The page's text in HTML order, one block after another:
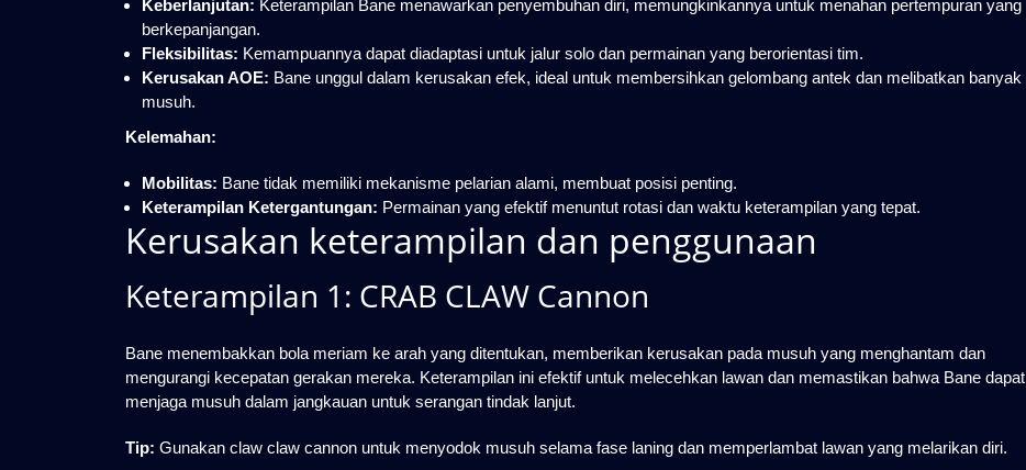
Keberlanjutan: Keterampilan Bane menawarkan penyembuhan diri, memungkinkannya untuk menahan pertempuran yang
berkepanjangan.
Fleksibilitas: Kemampuannya dapat diadaptasi untuk jalur solo dan permainan yang berorientasi tim.
Kerusakan AOE: Bane unggul dalam kerusakan efek, ideal untuk membersihkan gelombang antek dan melibatkan banyak
musuh.
Kelemahan:
Mobilitas: Bane tidak memiliki mekanisme pelarian alami, membuat posisi penting.
Keterampilan Ketergantungan: Permainan yang efektif menuntut rotasi dan waktu keterampilan yang tepat.
Kerusakan keterampilan dan penggunaan
Keterampilan 1: CRAB CLAW Cannon
Bane menembakkan bola meriam ke arah yang ditentukan, memberikan kerusakan pada musuh yang menghantam dan
mengurangi kecepatan gerakan mereka. Keterampilan ini efektif untuk melecehkan lawan dan memastikan bahwa Bane dapat
menjaga musuh dalam jangkauan untuk serangan tindak lanjut.
Tip: Gunakan claw claw cannon untuk menyodok musuh selama fase laning dan memperlambat lawan yang melarikan diri.